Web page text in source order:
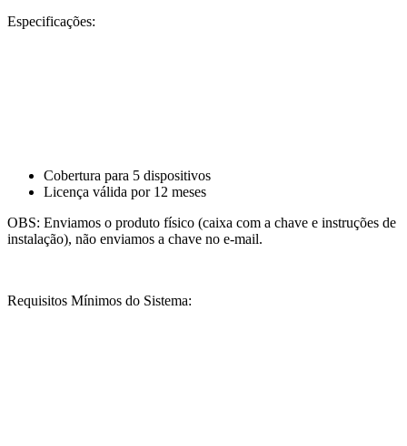
Especificações:
Cobertura para 5 dispositivos
Licença válida por 12 meses
OBS: Enviamos o produto físico (caixa com a chave e instruções de
instalação), não enviamos a chave no e-mail.
Requisitos Mínimos do Sistema: